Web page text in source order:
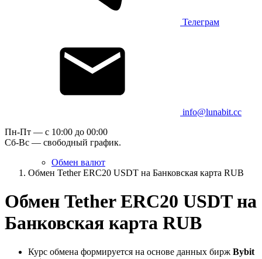
Телеграм
info@lunabit.cc
Пн-Пт — c 10:00 до 00:00
Сб-Вс — свободный график.
Обмен валют
Обмен Tether ERC20 USDT на Банковская карта RUB
Обмен Tether ERC20 USDT на
Банковская карта RUB
Курс обмена формируется на основе данных бирж Bybit